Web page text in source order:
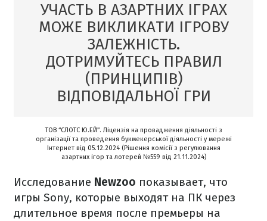
УЧАСТЬ В АЗАРТНИХ ІГРАХ
МОЖЕ ВИКЛИКАТИ ІГРОВУ
ЗАЛЕЖНІСТЬ.
ДОТРИМУЙТЕСЬ ПРАВИЛ
(ПРИНЦИПІВ)
ВІДПОВІДАЛЬНОЇ ГРИ
ТОВ “СЛОТС Ю.ЕЙ”. Ліцензія на провадження діяльності з
організації та проведення букмекерської діяльності у мережі
Інтернет від 05.12.2024 (Рішення комісії з регулювання
азартних ігор та лотерей №559 від 21.11.2024)
Исследование Newzoo показывает, что
игры Sony, которые выходят на ПК через
длительное время после премьеры на